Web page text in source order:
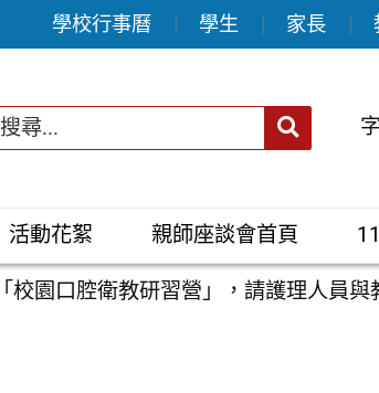
學校行事曆 學生 家長
送出
活動花絮 親師座談會首頁
園口腔衛教研習營」，請護理人員與